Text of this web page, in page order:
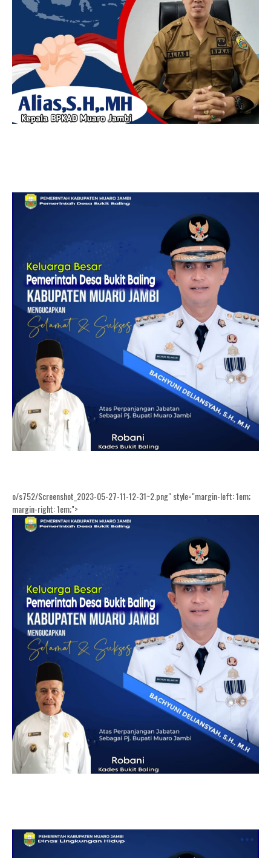
o/s752/Screenshot_2023-05-27-11-12-31~2.png" style="margin-left: 1em;
margin-right: 1em;">